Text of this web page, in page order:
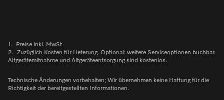
1.
Preise inkl. MwSt
2.
Zuzüglich Kosten für Lieferung. Optional: weitere Serviceoptionen buchbar.
Altgerätemitnahme und Altgeräteentsorgung sind kostenlos.
Technische Änderungen vorbehalten; Wir übernehmen keine Haftung für die
Richtigkeit der bereitgestellten Informationen.